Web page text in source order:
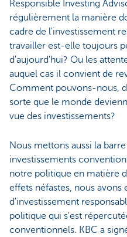
Responsible Investing
régulièrement la manière
cadre de l'investissement
travailler est-elle toujours
d'aujourd'hui? Ou les
auquel cas il convient de
Comment pouvons-nous,
sorte que le monde
vue des investissements?
Nous mettons aussi la
investissements
notre politique en matière
effets néfastes, nous
d'investissement
politique qui s'est
conventionnels. KBC a